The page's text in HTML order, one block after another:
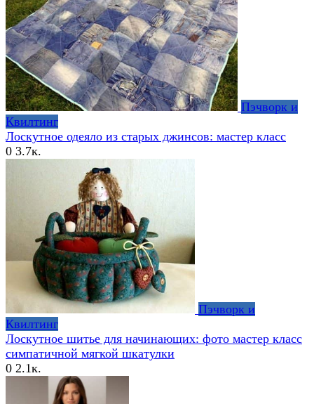
Пэчворк и
Квилтинг
Лоскутное одеяло из старых джинсов: мастер класс
0 3.7к.
Пэчворк и
Квилтинг
Лоскутное шитье для начинающих: фото мастер класс
симпатичной мягкой шкатулки
0 2.1к.